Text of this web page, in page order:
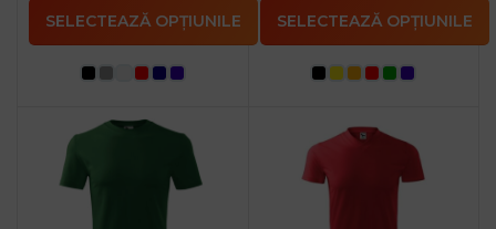
SELECTEAZĂ OPȚIUNILE SELECTEAZĂ OPȚIUNILE